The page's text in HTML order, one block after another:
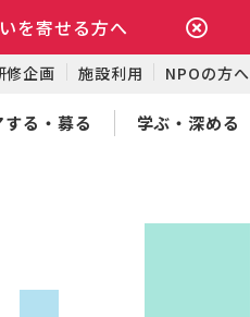
を寄せる方へ
修企画 施設利用 NPOの方へ
る・募る 学ぶ・深める